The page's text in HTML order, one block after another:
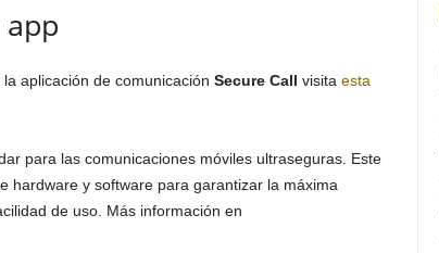
app
aplicación de comunicación Secure Call visita esta
para las comunicaciones móviles ultraseguras. Este
hardware y software para garantizar la máxima
de uso. Más información en